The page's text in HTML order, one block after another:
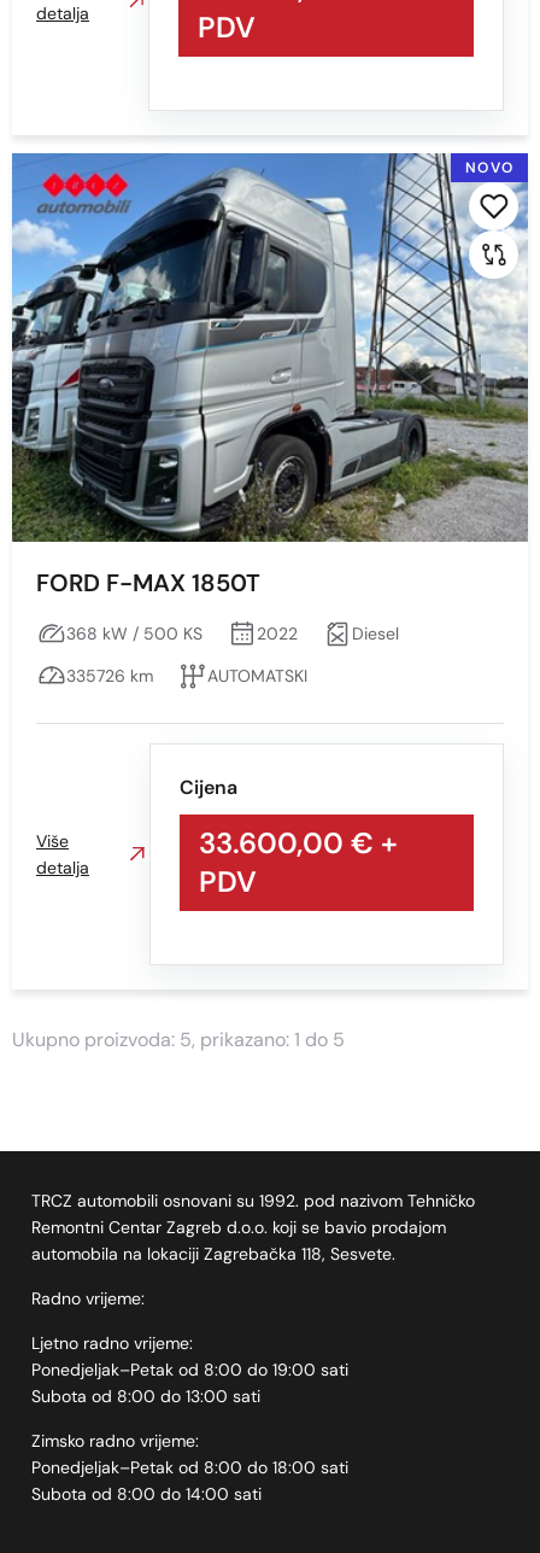
PDV
detalja
NOVO
FORD F-MAX 1850T
368 kW / 500 KS 2022
Diesel
335726 km
AUTOMATSKI
Cijena
33.600,00 € +
PDV
Više
detalja
Ukupno proizvoda: 5, prikazano: 1 do 5
TRCZ automobili osnovani su 1992. pod nazivom Tehničko
Remontni Centar Zagreb d.o.o. koji se bavio prodajom
automobila na lokaciji Zagrebačka 118, Sesvete.
Radno vrijeme:
Ljetno radno vrijeme:
Ponedjeljak–Petak od 8:00 do 19:00 sati
Subota od 8:00 do 13:00 sati
Zimsko radno vrijeme:
Ponedjeljak–Petak od 8:00 do 18:00 sati
Subota od 8:00 do 14:00 sati